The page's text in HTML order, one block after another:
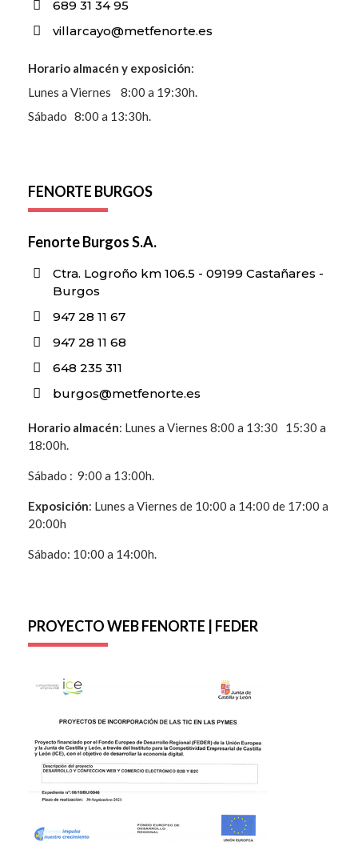
689 31 34 95
villarcayo@metfenorte.es
Horario almacén y exposición:
Lunes a Viernes 8:00 a 19:30h.
Sábado 8:00 a 13:30h.
FENORTE BURGOS
Fenorte Burgos S.A.
Ctra. Logroño km 106.5 - 09199 Castañares -
Burgos
947 28 11 67
947 28 11 68
648 235 311
burgos@metfenorte.es
Horario almacén: Lunes a Viernes 8:00 a 13:30 15:30 a
18:00h.
Sábado : 9:00 a 13:00h.
Exposición: Lunes a Viernes de 10:00 a 14:00 de 17:00 a
20:00h
Sábado: 10:00 a 14:00h.
PROYECTO WEB FENORTE | FEDER